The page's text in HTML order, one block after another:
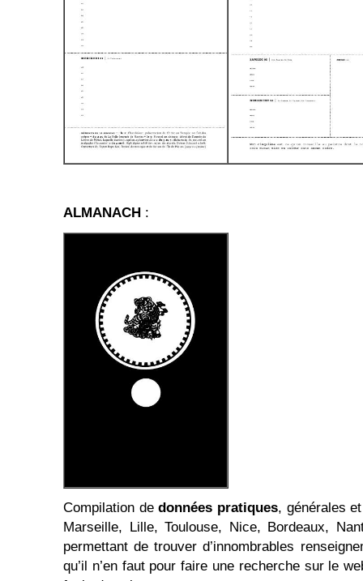
ALMANACH :
Compilation dedonnées pratiques, générales
Marseille, Lille, Toulouse, Nice, Bordeaux,
permettant de trouver d’innombrables
qu’il n’en faut pour faire une recherche sur le